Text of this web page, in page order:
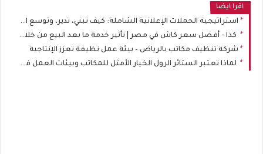
اقرا ايضا
استراتيجية الحملات الإعلانية الشاملة: كيف تبني، تدير، وتوسع الإعلانات الممولة لعلامتك التجارية في التجارة الإلكترونية
كذا - أفضل سعر كاش في مصر | تأثير خدمة ما بعد البيع من خلال الضمان الرسمي على بناء علاقة طويلة مع العملاء
شركة تنظيف مكاتب بالرياض – بيئة عمل نظيفة تعزز الإنتاجية
لماذا تعتبر الستائر الرول الخيار الأمثل للمكاتب وبيئات العمل في الرياض؟